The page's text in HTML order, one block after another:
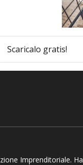
Scaricalo gratis!
Imprenditoriale.